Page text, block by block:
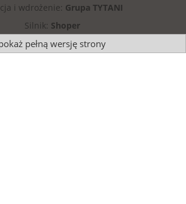
i wdrożenie: Grupa TYTANI
Silnik: Shoper
pełną wersję strony